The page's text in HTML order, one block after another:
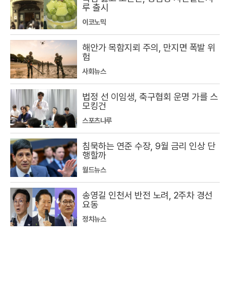
루 출시
이코노믹
해안가 목함지뢰 주의, 만지면 폭발 위
험
사회뉴스
법정 선 이임생, 축구협회 운명 가를 스
모킹건
스포츠나루
침묵하는 연준 수장, 9월 금리 인상 단
행할까
월드뉴스
송영길 인천서 반전 노려, 2주차 경선
요동
정치뉴스